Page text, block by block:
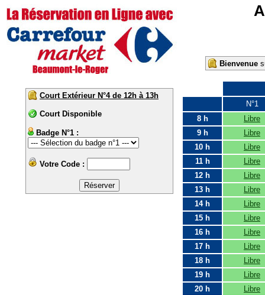
Bienvenue
Court Extérieur N°4 de 12h à 13h
Court Disponible
Badge N°1 :
Votre Code :
N°1
8 h
Libre
9 h
Libre
10 h
Libre
11 h
Libre
12 h
Libre
13 h
Libre
14 h
Libre
15 h
Libre
16 h
Libre
17 h
Libre
18 h
Libre
19 h
Libre
20 h
Libre